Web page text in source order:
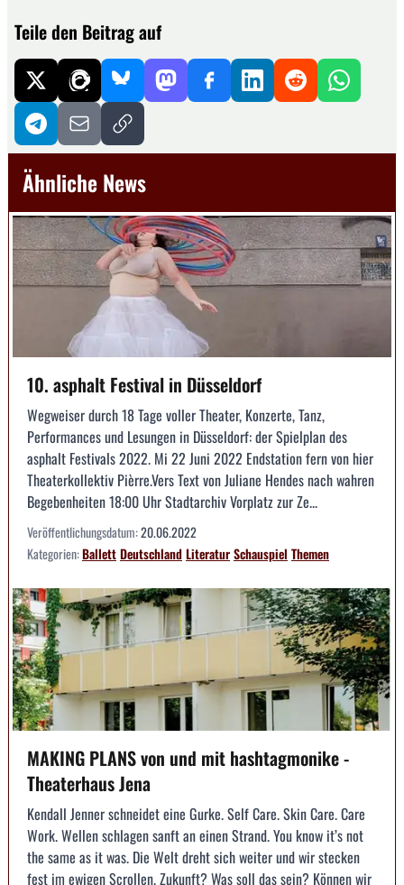
Teile den Beitrag auf
Ähnliche News
10. asphalt Festival in Düsseldorf
Wegweiser durch 18 Tage voller Theater, Konzerte, Tanz,
Performances und Lesungen in Düsseldorf: der Spielplan des
asphalt Festivals 2022. Mi 22 Juni 2022 Endstation fern von hier
Theaterkollektiv Pièrre.Vers Text von Juliane Hendes nach wahren
Begebenheiten 18:00 Uhr Stadtarchiv Vorplatz zur Ze...
Veröffentlichungsdatum:20.06.2022
Kategorien:BallettDeutschlandLiteraturSchauspiel Themen
MAKING PLANS von und mit hashtagmonike -
Theaterhaus Jena
Kendall Jenner schneidet eine Gurke. Self Care. Skin Care. Care
Work. Wellen schlagen sanft an einen Strand. You know it’s not
the same as it was. Die Welt dreht sich weiter und wir stecken
fest im ewigen Scrollen. Zukunft? Was soll das sein? Können wir